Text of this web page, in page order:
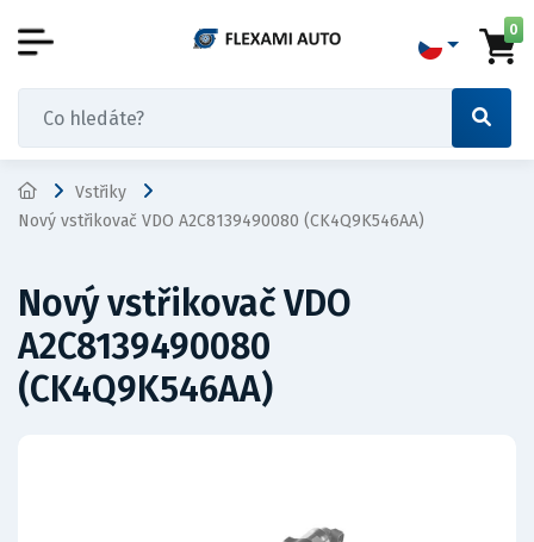
0
Vstřiky
Nový vstřikovač VDO A2C8139490080 (CK4Q9K546AA)
Nový vstřikovač VDO
A2C8139490080
(CK4Q9K546AA)